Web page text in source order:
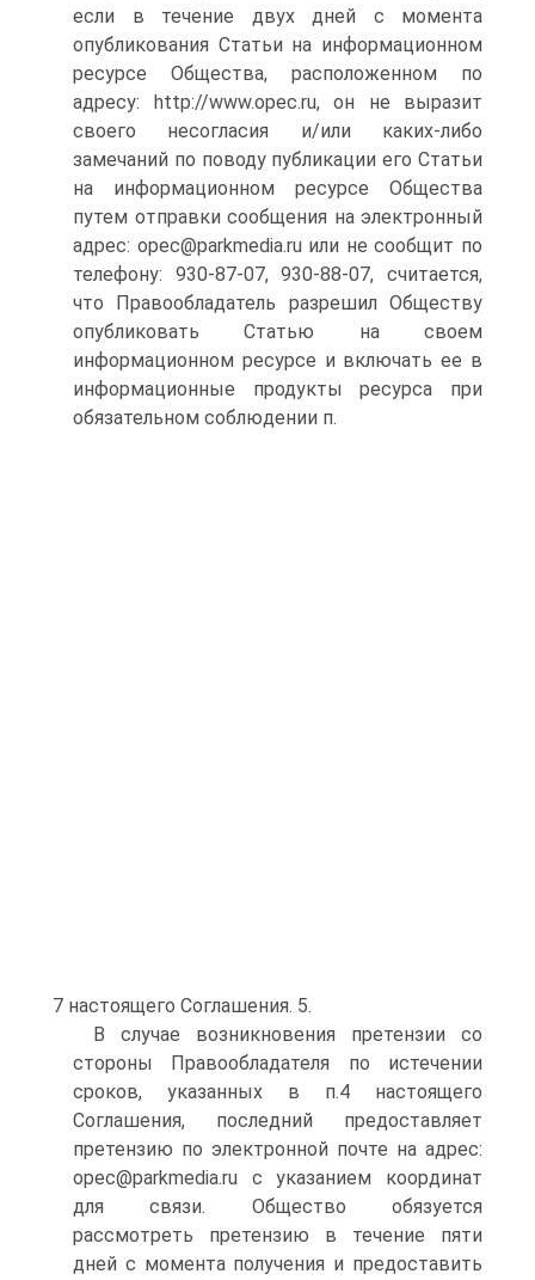
если в течение двух дней с момента
опубликования Статьи на информационном
ресурсе Общества, расположенном по
адресу: http://www.opec.ru, он не выразит
своего несогласия и/или каких-либо
замечаний по поводу публикации его Статьи
на информационном ресурсе Общества
путем отправки сообщения на электронный
адрес: opec@parkmedia.ru или не сообщит по
телефону: 930-87-07, 930-88-07, считается,
что Правообладатель разрешил Обществу
опубликовать Статью на своем
информационном ресурсе и включать ее в
информационные продукты ресурса при
обязательном соблюдении п.
7 настоящего Соглашения. 5.
В случае возникновения претензии со
стороны Правообладателя по истечении
сроков, указанных в п.4 настоящего
Соглашения, последний предоставляет
претензию по электронной почте на адрес:
opec@parkmedia.ru с указанием координат
для связи. Общество обязуется
рассмотреть претензию в течение пяти
дней с момента получения и предоставить